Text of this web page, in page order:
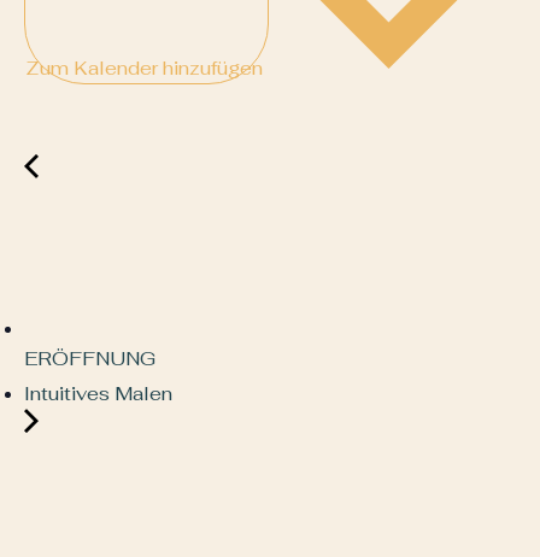
Zum Kalender hinzufügen
ERÖFFNUNG
Intuitives Malen